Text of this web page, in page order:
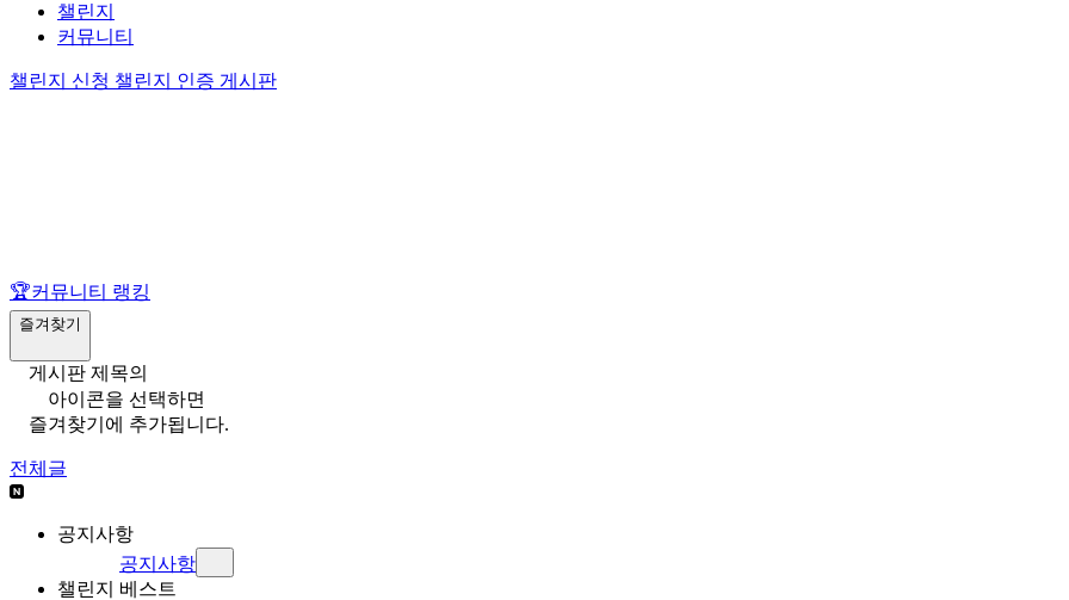
챌린지
커뮤니티
챌린지 신청 챌린지 인증 게시판
🏆커뮤니티 랭킹
즐겨찾기
게시판 제목의
아이콘을 선택하면
즐겨찾기에 추가됩니다.
전체글
공지사항
공지사항
챌린지 베스트